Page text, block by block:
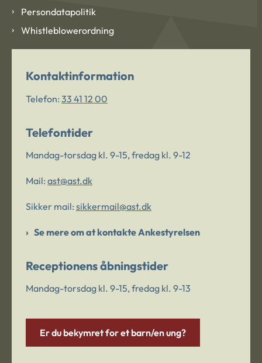
Persondatapolitik
Whistleblowerordning
Kontaktinformation
Telefon: 33 41 12 00
Telefontider
Mandag-torsdag kl. 9-15, fredag kl. 9-12
Mail: ast@ast.dk
Sikker mail: sikkermail@ast.dk
Se mere om at kontakte Ankestyrelsen
Receptionens åbningstider
Mandag-torsdag kl. 9-15, fredag kl. 9-13
Er du bekymret for et barn/en ung?